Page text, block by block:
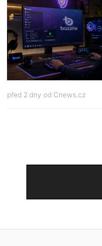
před 2 dny od Cnews.cz